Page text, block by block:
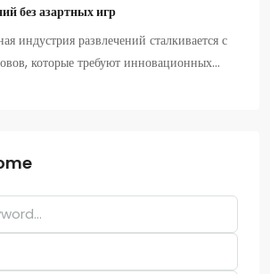
без азартных игр
индустрия развлечений сталкивается с
которые требуют инновационных…